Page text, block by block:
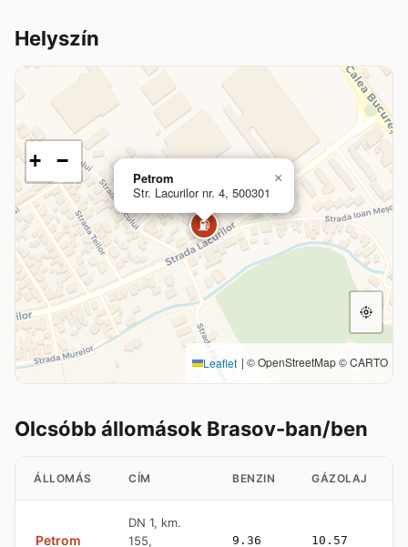
Helyszín
⛽
Petrom
Str. Lacurilor nr. 4, 500301
×
+ −
Leaflet | © OpenStreetMap © CARTO
Olcsóbb állomások Brasov-ban/ben
ÁLLOMÁS CÍM BENZIN GÁZOLAJ
Petrom
DN 1, km.
155,
9.36 10.57